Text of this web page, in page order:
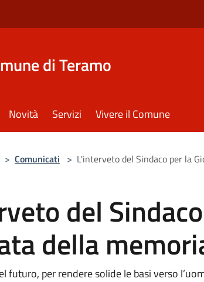
di Teramo
Novità Servizi Vivere il Comune
> Comunicati > L'interveto del Sindaco per la
del
della
futuro, per rendere solide le basi verso